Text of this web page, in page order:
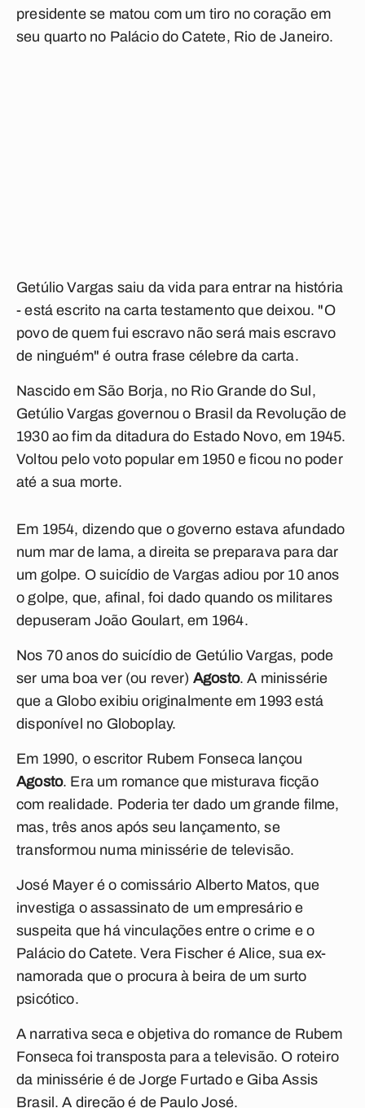
presidente se matou com um tiro no coração em
seu quarto no Palácio do Catete, Rio de Janeiro.
Getúlio Vargas saiu da vida para entrar na história
- está escrito na carta testamento que deixou. "O
povo de quem fui escravo não será mais escravo
de ninguém" é outra frase célebre da carta.
Nascido em São Borja, no Rio Grande do Sul,
Getúlio Vargas governou o Brasil da Revolução de
1930 ao fim da ditadura do Estado Novo, em 1945.
Voltou pelo voto popular em 1950 e ficou no poder
até a sua morte.
Em 1954, dizendo que o governo estava afundado
num mar de lama, a direita se preparava para dar
um golpe. O suicídio de Vargas adiou por 10 anos
o golpe, que, afinal, foi dado quando os militares
depuseram João Goulart, em 1964.
Nos 70 anos do suicídio de Getúlio Vargas, pode
ser uma boa ver (ou rever) Agosto. A minissérie
que a Globo exibiu originalmente em 1993 está
disponível no Globoplay.
Em 1990, o escritor Rubem Fonseca lançou
Agosto. Era um romance que misturava ficção
com realidade. Poderia ter dado um grande filme,
mas, três anos após seu lançamento, se
transformou numa minissérie de televisão.
José Mayer é o comissário Alberto Matos, que
investiga o assassinato de um empresário e
suspeita que há vinculações entre o crime e o
Palácio do Catete. Vera Fischer é Alice, sua ex-
namorada que o procura à beira de um surto
psicótico.
A narrativa seca e objetiva do romance de Rubem
Fonseca foi transposta para a televisão. O roteiro
da minissérie é de Jorge Furtado e Giba Assis
Brasil. A direção é de Paulo José.